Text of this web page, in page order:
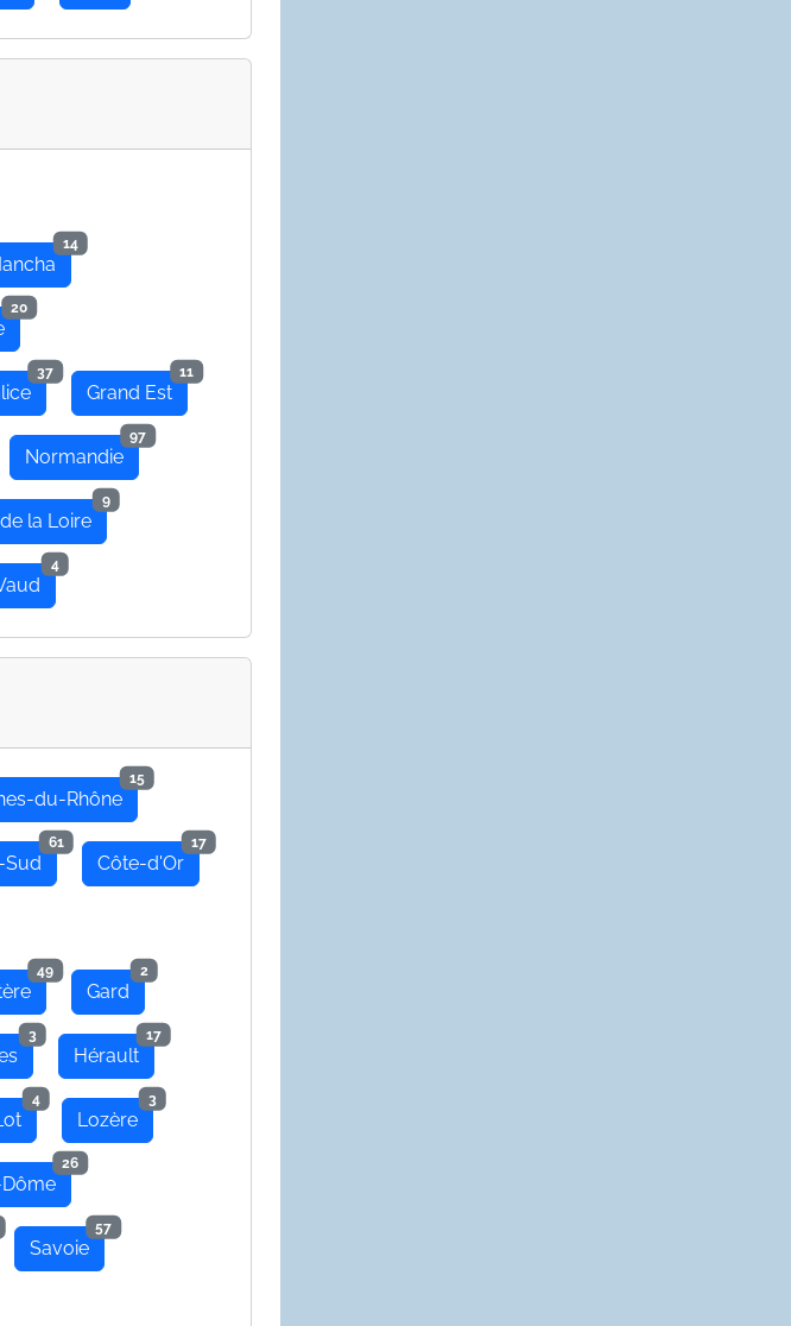
14
20
37
Grand Est
11
Normandie
97
la Loire
9
4
du-Rhône
15
61
Côte-d'Or
17
49
Gard
2
3
Hérault
17
4
Lozère
3
26
Savoie
57